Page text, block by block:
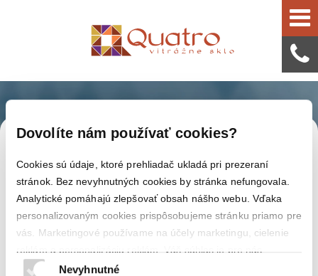
Lampová noha Leaf-Style 20cm
Dovolíte nám používať cookies?
Cookies sú údaje, ktoré prehliadač ukladá pri prezeraní
stránok. Bez nevyhnutných cookies by stránka nefungovala.
Analytické pomáhajú zlepšovať obsah nášho webu. Vďaka
personalizovaným cookies prispôsobujeme stránku priamo pre
vás. Marketingové používame na účely marketingu, cielenie
reklám a personalizáciu reklám. Váš súhlas je pre nás
dôležitý, aby sme vám vedeli ponúknuť čo najlepší obsah.
Nevyhnutné